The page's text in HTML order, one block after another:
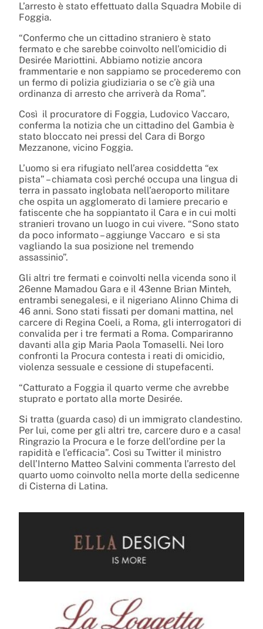
L’arresto è stato effettuato dalla Squadra Mobile di
Foggia.
“Confermo che un cittadino straniero è stato
fermato e che sarebbe coinvolto nell’omicidio di
Desirée Mariottini. Abbiamo notizie ancora
frammentarie e non sappiamo se procederemo con
un fermo di polizia giudiziaria o se c’è già una
ordinanza di arresto che arriverà da Roma”.
Così il procuratore di Foggia, Ludovico Vaccaro,
conferma la notizia che un cittadino del Gambia è
stato bloccato nei pressi del Cara di Borgo
Mezzanone, vicino Foggia.
L’uomo si era rifugiato nell’area cosiddetta “ex
pista” – chiamata così perché occupa una lingua di
terra in passato inglobata nell’aeroporto militare
che ospita un agglomerato di lamiere precario e
fatiscente che ha soppiantato il Cara e in cui molti
stranieri trovano un luogo in cui vivere. “Sono stato
da poco informato – aggiunge Vaccaro e si sta
vagliando la sua posizione nel tremendo
assassinio”.
Gli altri tre fermati e coinvolti nella vicenda sono il
26enne Mamadou Gara e il 43enne Brian Minteh,
entrambi senegalesi, e il nigeriano Alinno Chima di
46 anni. Sono stati fissati per domani mattina, nel
carcere di Regina Coeli, a Roma, gli interrogatori di
convalida per i tre fermati a Roma. Compariranno
davanti alla gip Maria Paola Tomaselli. Nei loro
confronti la Procura contesta i reati di omicidio,
violenza sessuale e cessione di stupefacenti.
“Catturato a Foggia il quarto verme che avrebbe
stuprato e portato alla morte Desirée.
Si tratta (guarda caso) di un immigrato clandestino.
Per lui, come per gli altri tre, carcere duro e a casa!
Ringrazio la Procura e le forze dell’ordine per la
rapidità e l’efficacia”. Così su Twitter il ministro
dell’Interno Matteo Salvini commenta l’arresto del
quarto uomo coinvolto nella morte della sedicenne
di Cisterna di Latina.